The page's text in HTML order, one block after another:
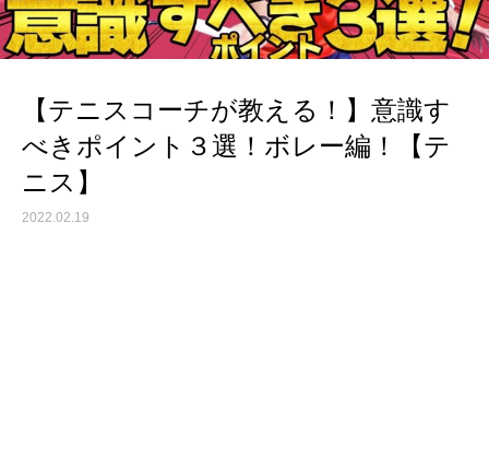
【テニスコーチが教える！】意識す
べきポイント３選！ボレー編！【テ
ニス】
2022.02.19